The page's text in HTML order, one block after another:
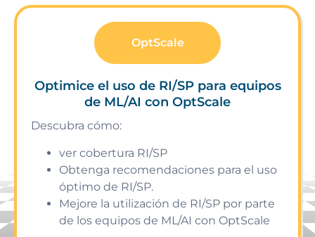
OptScale
Optimice el uso de RI/SP para equipos
de ML/AI con OptScale
Descubra cómo:
ver cobertura RI/SP
Obtenga recomendaciones para el uso
óptimo de RI/SP.
Mejore la utilización de RI/SP por parte
de los equipos de ML/AI con OptScale